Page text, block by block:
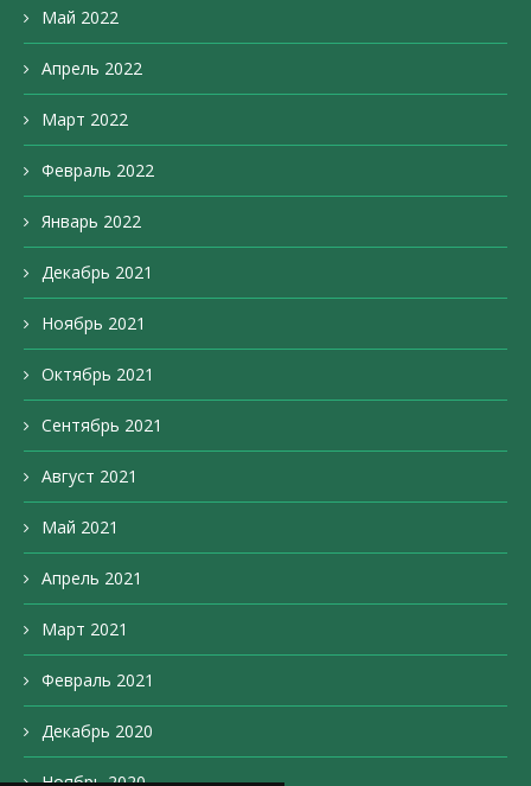
Май 2022
Апрель 2022
Март 2022
Февраль 2022
Январь 2022
Декабрь 2021
Ноябрь 2021
Октябрь 2021
Сентябрь 2021
Август 2021
Май 2021
Апрель 2021
Март 2021
Февраль 2021
Декабрь 2020